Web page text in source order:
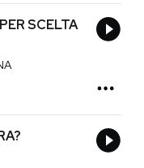
SCELTA